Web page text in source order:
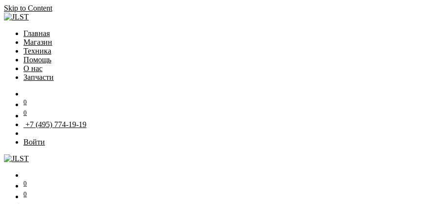
Skip to Content
Главная
Магазин
Техника
Помощь
О нас
Запчасти
0
0
+7 (495) 774-19-19
Войти
0
0